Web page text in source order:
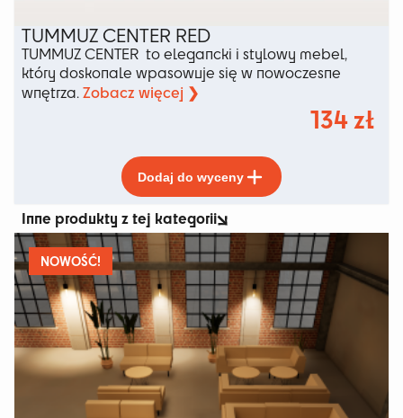
TUMMUZ CENTER RED
TUMMUZ CENTER to elegancki i stylowy mebel,
który doskonale wpasowuje się w nowoczesne
wnętrza. Zobacz więcej ❯
134zł
Dodaj do wyceny
produkt
ma
wiele
wariantów.
Opcje
można
wybrać
na
stronie
produktu
Inne produkty z tej kategorii
NOWOŚĆ!